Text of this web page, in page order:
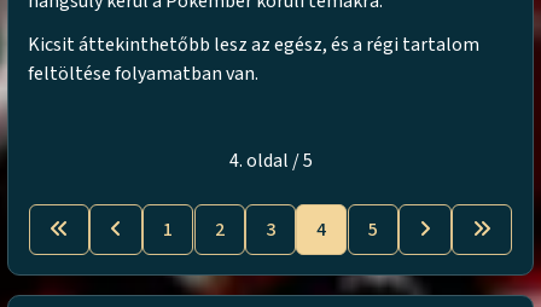
Kicsit áttekinthetőbb lesz az egész, és a régi tartalom
feltöltése folyamatban van.
4. oldal / 5
1 2 3 4 5